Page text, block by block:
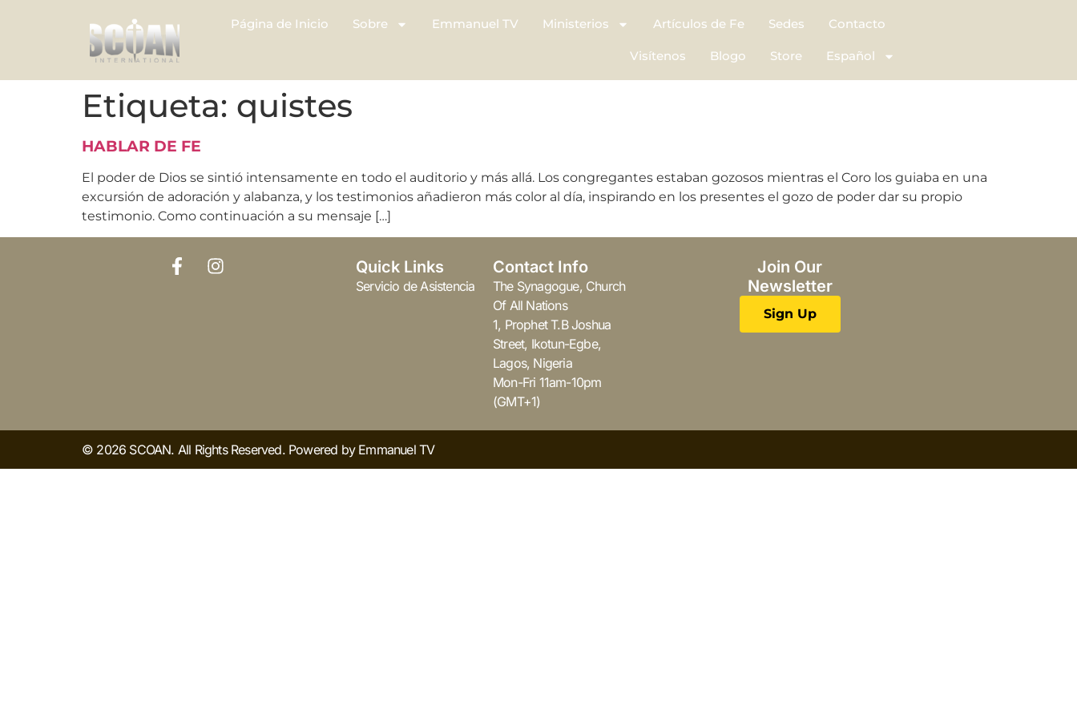
Página de Inicio Sobre Emmanuel TV Ministerios Artículos de Fe Sedes Contacto
Visítenos Blogo Store Español
Etiqueta: quistes
HABLAR DE FE
El poder de Dios se sintió intensamente en todo el auditorio y más allá. Los congregantes estaban gozosos mientras el Coro los guiaba en una
excursión de adoración y alabanza, y los testimonios añadieron más color al día, inspirando en los presentes el gozo de poder dar su propio
testimonio. Como continuación a su mensaje […]
Quick Links
Servicio de Asistencia
Contact Info
The Synagogue, Church
Of All Nations
1, Prophet T.B Joshua
Street, Ikotun-Egbe,
Lagos, Nigeria
Mon-Fri 11am-10pm
(GMT+1)
Join Our
Newsletter
Sign Up
© 2026 SCOAN. All Rights Reserved. Powered by Emmanuel TV